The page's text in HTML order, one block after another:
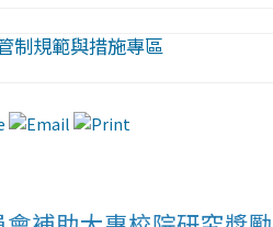
制規範與措施專區